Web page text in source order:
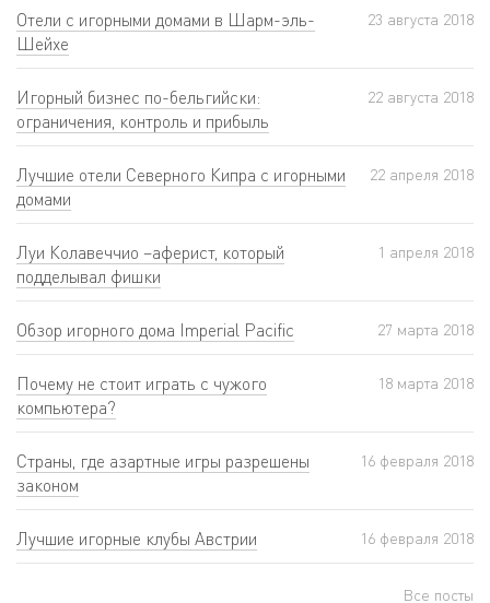
Отели с игорными домами в Шарм-эль-
Шейхе
23 августа 2018
Игорный бизнес по-бельгийски:
ограничения, контроль и прибыль
22 августа 2018
Лучшие отели Северного Кипра с игорными
домами
22 апреля 2018
Луи Колавеччио –аферист, который
подделывал фишки
1 апреля 2018
Обзор игорного дома Imperial Pacific 27 мартa 2018
Почему не стоит играть с чужого
компьютера?
18 мартa 2018
Страны, где азартные игры разрешены
законом
16 февраля 2018
Лучшие игорные клубы Австрии 16 февраля 2018
Все посты